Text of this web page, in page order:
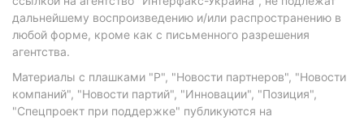
дальнейшему воспроизведению и/или распространению в
любой форме, кроме как с письменного разрешения
агентства.
Материалы с плашками "Р", "Новости партнеров", "Новости
компаний", "Новости партий", "Инновации", "Позиция",
"Спецпроект при поддержке" публикуются на